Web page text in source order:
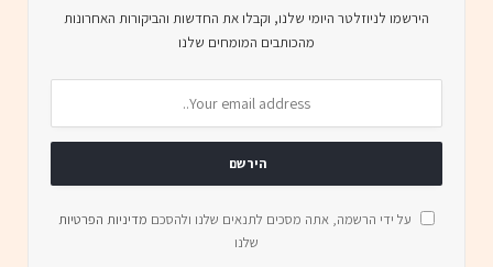
הירשמו לניוזלטר היומי שלנו, וקבלו את החדשות והביקורות האחרונות
מהכותבים המומחים שלנו
על ידי הרשמה, אתה מסכים לתנאים שלנו ולהסכם מדיניות הפרטיות
שלנו